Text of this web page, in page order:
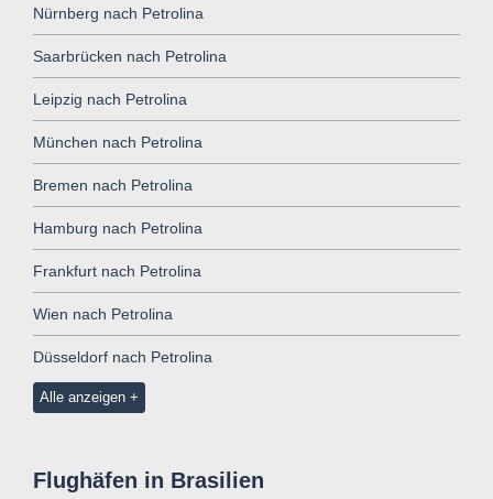
Nürnberg nach Petrolina
Saarbrücken nach Petrolina
Leipzig nach Petrolina
München nach Petrolina
Bremen nach Petrolina
Hamburg nach Petrolina
Frankfurt nach Petrolina
Wien nach Petrolina
Düsseldorf nach Petrolina
Alle anzeigen
Flughäfen in Brasilien